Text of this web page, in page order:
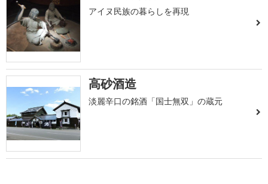
アイヌ民族の暮らしを再現
高砂酒造
淡麗辛口の銘酒「国士無双」の蔵元